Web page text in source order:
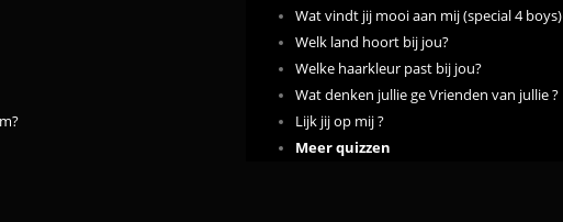
Wat vindt jij mooi aan mij (special 4 boys)
Welk land hoort bij jou?
Welke haarkleur past bij jou?
Wat denken jullie ge Vrienden van jullie ?
Lijk jij op mij ?
Meer quizzen